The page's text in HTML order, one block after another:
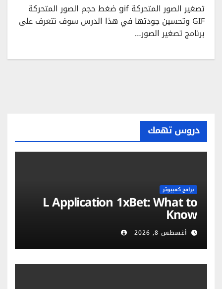
تصغير الصور المتحركة gif ضغط حجم الصور المتحركة
GIF وتحسين جودتها في هذا الدرس سوف نتعرف على
برنامج تصغير الصور…
دروس تهمك
برامج كمبيوتر
L Application 1xBet: What to
Know
أغسطس 8, 2026